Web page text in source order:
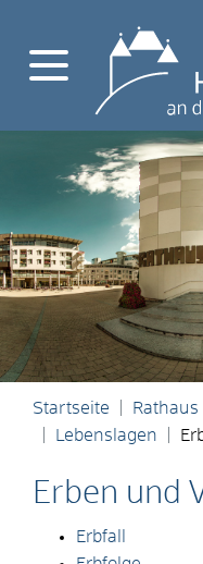
Startseite
Lebenslagen
Erben und
Erbfall